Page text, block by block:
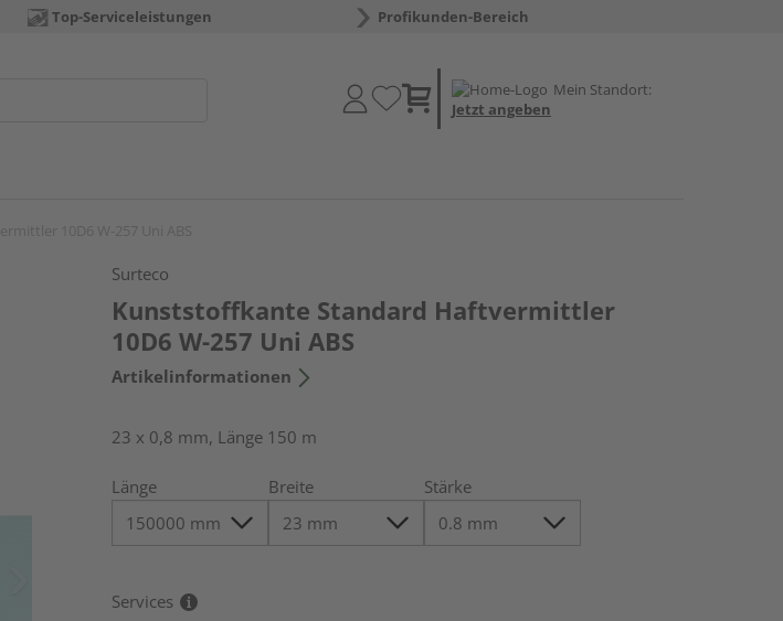
Top-Serviceleistungen Profikunden-Bereich
Mein Standort:
Jetzt angeben
Surteco
Kunststoffkante Standard Haftvermittler
10D6 W-257 Uni ABS
Artikelinformationen
23 x 0,8 mm, Länge 150 m
Länge Breite Stärke
Services